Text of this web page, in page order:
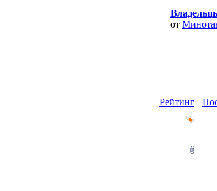
от
Рейтинг